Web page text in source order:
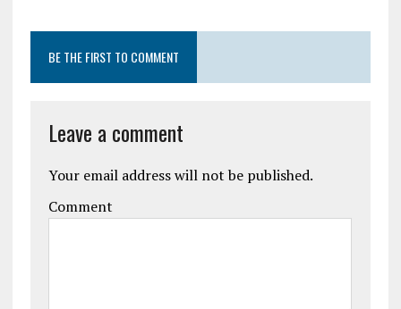
BE THE FIRST TO COMMENT
Leave a comment
Your email address will not be published.
Comment